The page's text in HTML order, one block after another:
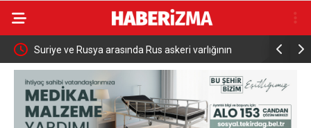
Suriye ve Rusya arasında Rus askeri varlığının
yeniden yapılandırılmasına ilişkin mutabakat zaptı
imzalandı
Yeniköy
aşkın kişi